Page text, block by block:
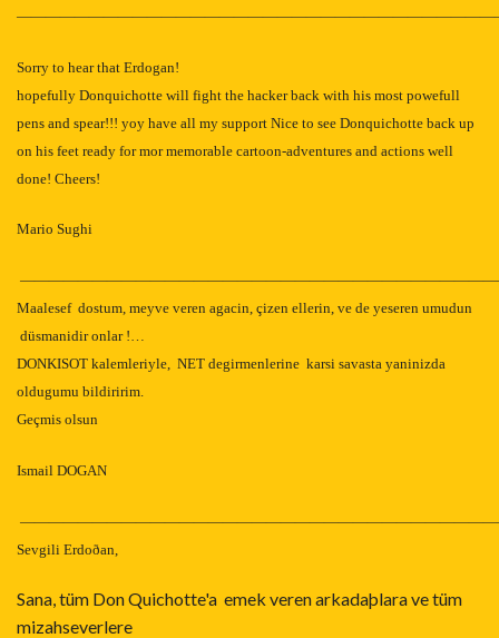
Sorry to hear that Erdogan!
hopefully Donquichotte will fight the hacker back with his most powefull
pens and spear!!! yoy have all my support Nice to see Donquichotte back up
on his feet ready for mor memorable cartoon-adventures and actions well
done! Cheers!
Mario Sughi
Maalesef dostum, meyve veren agacin, çizen ellerin, ve de yeseren umudun
düsmanidir onlar !…
DONKISOT kalemleriyle, NET degirmenlerine karsi savasta yaninizda
oldugumu bildiririm.
Geçmis olsun
Ismail DOGAN
Sevgili Erdoðan,
Sana, tüm Don Quichotte'a emek veren arkadaþlara ve tüm
mizahseverlere